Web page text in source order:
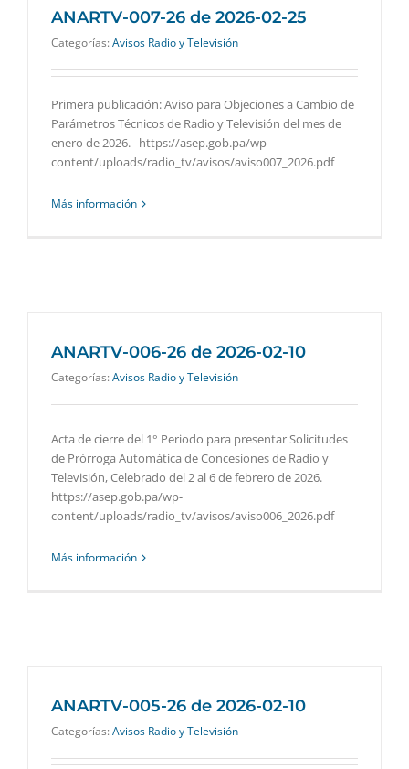
ANARTV-007-26 de 2026-02-25
Categorías: Avisos Radio y Televisión
Primera publicación: Aviso para Objeciones a Cambio de
Parámetros Técnicos de Radio y Televisión del mes de
enero de 2026. https://asep.gob.pa/wp-
content/uploads/radio_tv/avisos/aviso007_2026.pdf
Más información
ANARTV-006-26 de 2026-02-10
Categorías: Avisos Radio y Televisión
Acta de cierre del 1° Periodo para presentar Solicitudes
de Prórroga Automática de Concesiones de Radio y
Televisión, Celebrado del 2 al 6 de febrero de 2026.
https://asep.gob.pa/wp-
content/uploads/radio_tv/avisos/aviso006_2026.pdf
Más información
ANARTV-005-26 de 2026-02-10
Categorías: Avisos Radio y Televisión